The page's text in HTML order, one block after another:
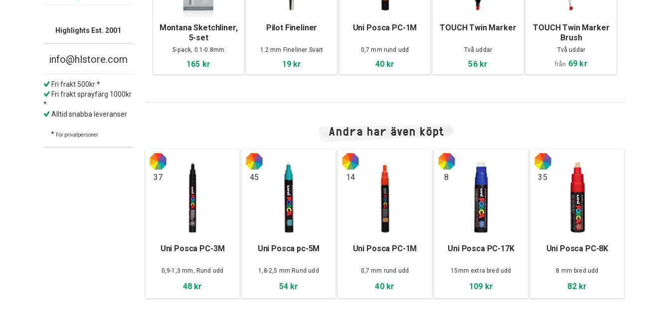
Highlights Est. 2001
info@hlstore.com
Fri frakt 500kr *
Fri frakt sprayfärg 1000kr
*
Alltid snabba leveranser
* För privatpersoner
Montana Sketchliner,
5-set
5-pack, 0.1-0.8mm
165 kr
Pilot Fineliner
1.2 mm Fineliner Svart
19 kr
Uni Posca PC-1M
0,7 mm rund udd
40 kr
TOUCH Twin Marker
Två uddar
56 kr
TOUCH Twin Marker
Brush
Två uddar
från 69 kr
Andra har även köpt
37
Uni Posca PC-3M
0,9-1,3 mm, Rund udd
48 kr
45
Uni Posca pc-5M
1,8-2,5 mm Rund udd
54 kr
14
Uni Posca PC-1M
0,7 mm rund udd
40 kr
8
Uni Posca PC-17K
15mm extra bred udd
109 kr
35
Uni Posca PC-8K
8 mm bred udd
82 kr